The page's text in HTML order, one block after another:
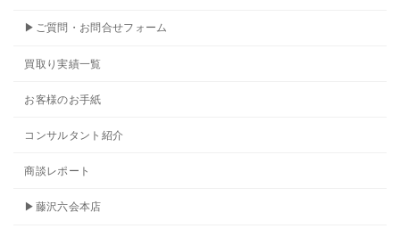
▶ご質問・お問合せフォーム
買取り実績一覧
お客様のお手紙
コンサルタント紹介
商談レポート
▶藤沢六会本店